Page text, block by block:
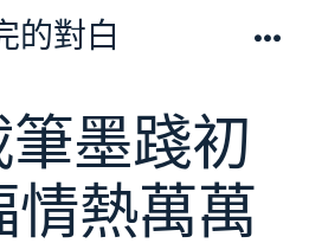
的對白
墨踐初
情熱萬萬